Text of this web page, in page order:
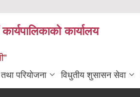
कार्यालय
परियोजना विधुतीय शुसासन सेवा